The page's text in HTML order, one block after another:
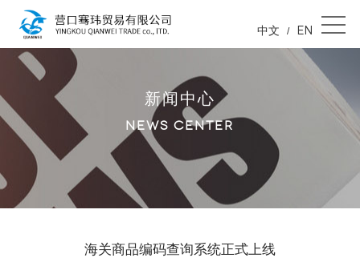
中文 / EN
新闻中心
NEWS CENTER
海关商品编码查询系统正式上线